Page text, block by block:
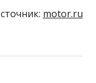
motor.ru